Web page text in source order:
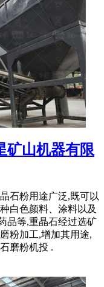
矿山机器有限
石粉用途广泛,既可以
白色颜料、涂料以及
品等,重晶石经过选矿
粉加工,增加其用途,
磨粉机投 .